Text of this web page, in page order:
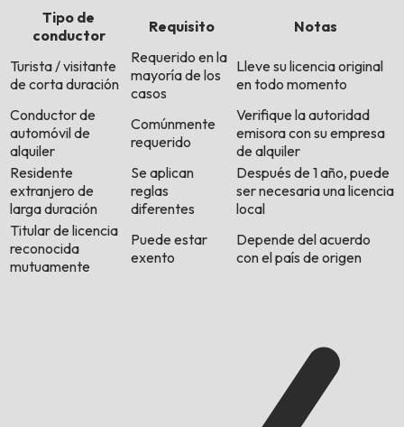
Tipo de
conductor
Requisito Notas
Turista / visitante
de corta duración
Requerido en la
mayoría de los
casos
Lleve su licencia original
en todo momento
Conductor de
automóvil de
alquiler
Comúnmente
requerido
Verifique la autoridad
emisora con su empresa
de alquiler
Residente
extranjero de
larga duración
Se aplican
reglas
diferentes
Después de 1 año, puede
ser necesaria una licencia
local
Titular de licencia
reconocida
mutuamente
Puede estar
exento
Depende del acuerdo
con el país de origen